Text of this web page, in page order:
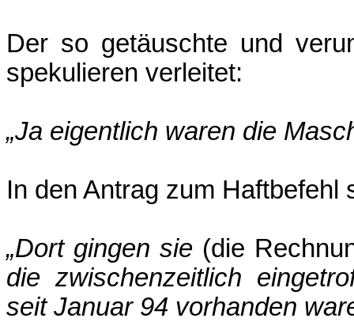
Der so getäuschte und
spekulieren verleitet:
„Ja eigentlich waren die
In den Antrag zum Haftbefehl
„Dort gingen sie (die
die zwischenzeitlich
seit Januar 94 vorhanden